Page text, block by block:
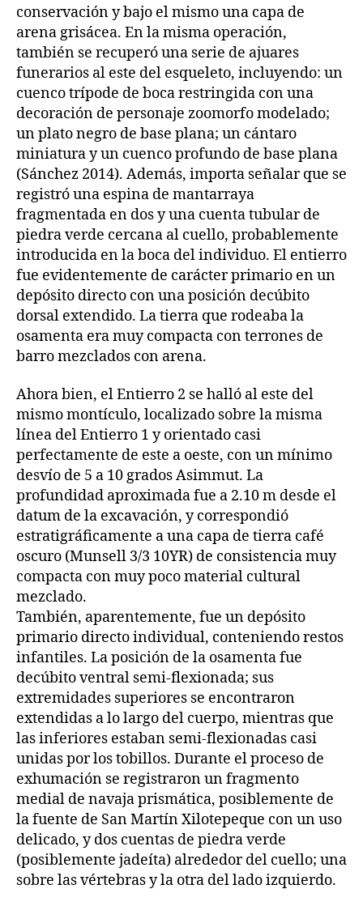
conservación y bajo el mismo una capa de
arena grisácea. En la misma operación,
también se recuperó una serie de ajuares
funerarios al este del esqueleto, incluyendo: un
cuenco trípode de boca restringida con una
decoración de personaje zoomorfo modelado;
un plato negro de base plana; un cántaro
miniatura y un cuenco profundo de base plana
(Sánchez 2014). Además, importa señalar que se
registró una espina de mantarraya
fragmentada en dos y una cuenta tubular de
piedra verde cercana al cuello, probablemente
introducida en la boca del individuo. El entierro
fue evidentemente de carácter primario en un
depósito directo con una posición decúbito
dorsal extendido. La tierra que rodeaba la
osamenta era muy compacta con terrones de
barro mezclados con arena.
Ahora bien, el Entierro 2 se halló al este del
mismo montículo, localizado sobre la misma
línea del Entierro 1 y orientado casi
perfectamente de este a oeste, con un mínimo
desvío de 5 a 10 grados Asimmut. La
profundidad aproximada fue a 2.10 m desde el
datum de la excavación, y correspondió
estratigráficamente a una capa de tierra café
oscuro (Munsell 3/3 10YR) de consistencia muy
compacta con muy poco material cultural
mezclado.
También, aparentemente, fue un depósito
primario directo individual, conteniendo restos
infantiles. La posición de la osamenta fue
decúbito ventral semi-flexionada; sus
extremidades superiores se encontraron
extendidas a lo largo del cuerpo, mientras que
las inferiores estaban semi-flexionadas casi
unidas por los tobillos. Durante el proceso de
exhumación se registraron un fragmento
medial de navaja prismática, posiblemente de
la fuente de San Martín Xilotepeque con un uso
delicado, y dos cuentas de piedra verde
(posiblemente jadeíta) alrededor del cuello; una
sobre las vértebras y la otra del lado izquierdo.